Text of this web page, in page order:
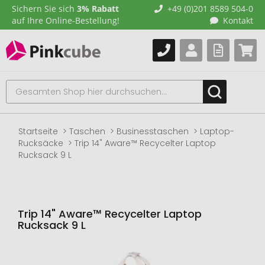
Sichern Sie sich 3% Rabatt
auf Ihre Online-Bestellung!
+49 (0)201 8589 504-0
Kontakt
Startseite Taschen Businesstaschen
Laptop-
Rucksäcke
Trip 14" Aware™ Recycelter Laptop
Rucksack 9 L
Trip 14" Aware™ Recycelter Laptop
Rucksack 9 L